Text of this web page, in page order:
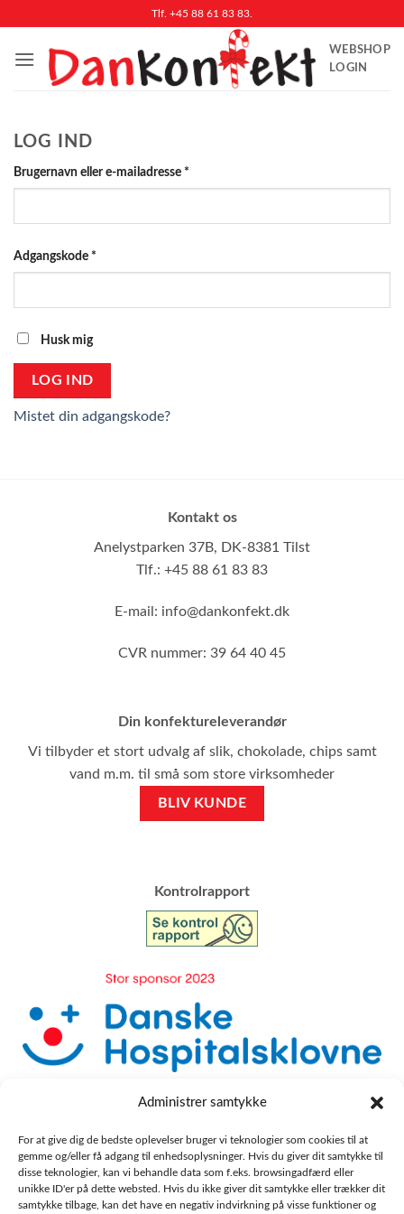
Administrer samtykke
For at give dig de bedste oplevelser bruger vi teknologier som cookies til at
gemme og/eller få adgang til enhedsoplysninger. Hvis du giver dit samtykke til
disse teknologier, kan vi behandle data som f.eks. browsingadfærd eller
unikke ID'er på dette websted. Hvis du ikke giver dit samtykke eller trækker dit
samtykke tilbage, kan det have en negativ indvirkning på visse funktioner og
indhold
Tlf. +45 88 61 83 83.
WEBSHOP
LOGIN
LOG IND
Brugernavn eller e-mailadresse *
Adgangskode *
Husk mig
LOG IND
Mistet din adgangskode?
Kontakt os
Anelystparken 37B, DK-8381 Tilst
Tlf.: +45 88 61 83 83
E-mail: info@dankonfekt.dk
CVR nummer: 39 64 40 45
Din konfektureleverandør
Vi tilbyder et stort udvalg af slik, chokolade, chips samt
vand m.m. til små som store virksomheder
BLIV KUNDE
​Kontrolrapport